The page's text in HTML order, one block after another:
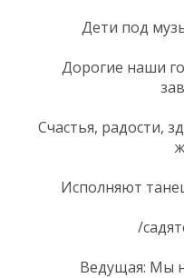
Дети под
Дорогие наши
Счастья, радости,
Исполняют
/
Ведущая: Мы